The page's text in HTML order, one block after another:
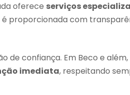
oferece serviços
proporcionada com
de confiança. Em Beco e além,
imediata, respeitando